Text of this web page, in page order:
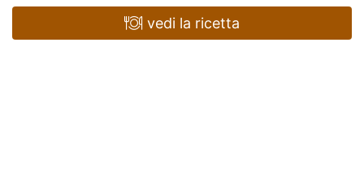
vedi la ricetta